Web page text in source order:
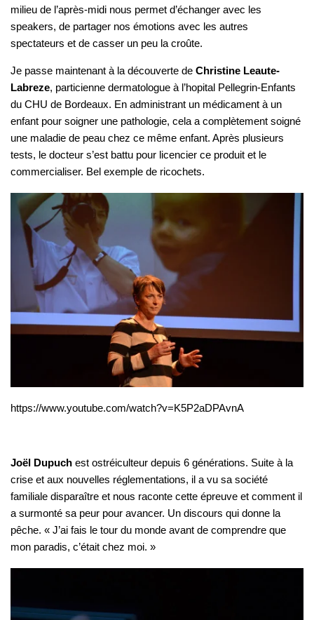
milieu de l’après-midi nous permet d’échanger avec les
speakers, de partager nos émotions avec les autres
spectateurs et de casser un peu la croûte.
Je passe maintenant à la découverte de Christine Leaute-
Labreze, particienne dermatologue à l’hopital Pellegrin-Enfants
du CHU de Bordeaux. En administrant un médicament à un
enfant pour soigner une pathologie, cela a complètement soigné
une maladie de peau chez ce même enfant. Après plusieurs
tests, le docteur s’est battu pour licencier ce produit et le
commercialiser. Bel exemple de ricochets.
https://www.youtube.com/watch?v=K5P2aDPAvnA
Joël Dupuch est ostréiculteur depuis 6 générations. Suite à la
crise et aux nouvelles réglementations, il a vu sa société
familiale disparaître et nous raconte cette épreuve et comment il
a surmonté sa peur pour avancer. Un discours qui donne la
pêche. « J’ai fais le tour du monde avant de comprendre que
mon paradis, c’était chez moi. »